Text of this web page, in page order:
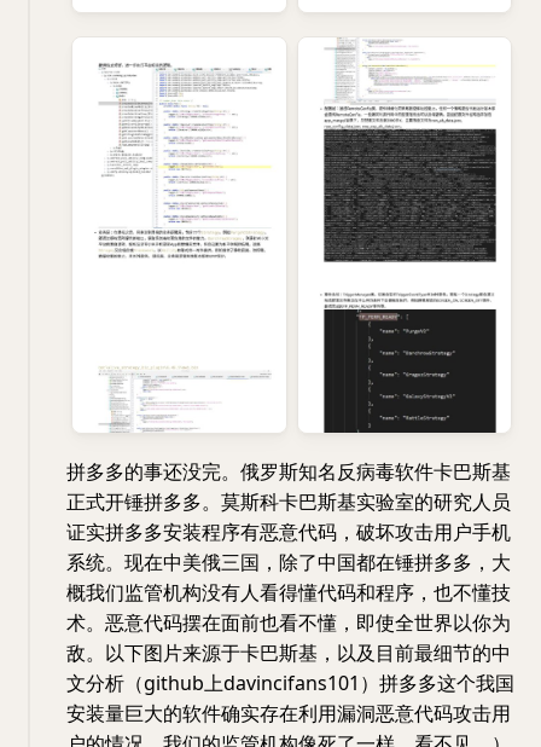
拼多多的事还没完。俄罗斯知名反病毒软件卡巴斯基
正式开锤拼多多。莫斯科卡巴斯基实验室的研究人员
证实拼多多安装程序有恶意代码，破坏攻击用户手机
系统。现在中美俄三国，除了中国都在锤拼多多，大
概我们监管机构没有人看得懂代码和程序，也不懂技
术。恶意代码摆在面前也看不懂，即使全世界以你为
敌。以下图片来源于卡巴斯基，以及目前最细节的中
文分析（github上davincifans101）拼多多这个我国
安装量巨大的软件确实存在利用漏洞恶意代码攻击用